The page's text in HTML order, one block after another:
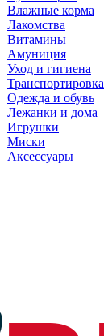
Влажные корма
Лакомства
Витамины
Амуниция
Уход и гигиена
Транспортировка
Одежда и обувь
Лежанки и дома
Игрушки
Миски
Аксессуары